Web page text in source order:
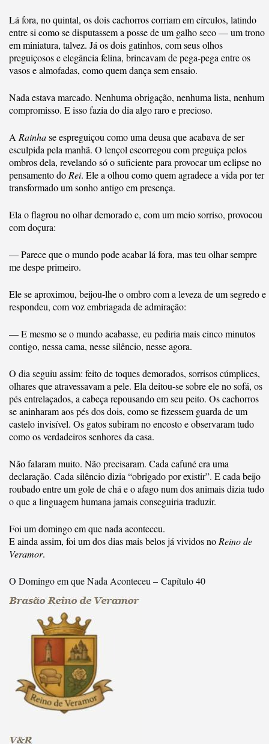
Lá fora, no quintal, os dois cachorros corriam em círculos, latindo
entre si como se disputassem a posse de um galho seco — um trono
em miniatura, talvez. Já os dois gatinhos, com seus olhos
preguiçosos e elegância felina, brincavam de pega-pega entre os
vasos e almofadas, como quem dança sem ensaio.
Nada estava marcado. Nenhuma obrigação, nenhuma lista, nenhum
compromisso. E isso fazia do dia algo raro e precioso.
ARainhase espreguiçou como uma deusa que acabava de ser
esculpida pela manhã. O lençol escorregou com preguiça pelos
ombros dela, revelando só o suficiente para provocar um eclipse no
pensamento doRei. Ele a olhou como quem agradece a vida por ter
transformado um sonho antigo em presença.
Ela o flagrou no olhar demorado e, com um meio sorriso, provocou
com doçura:
— Parece que o mundo pode acabar lá fora, mas teu olhar sempre
me despe primeiro.
Ele se aproximou, beijou-lhe o ombro com a leveza de um segredo e
respondeu, com voz embriagada de admiração:
— E mesmo se o mundo acabasse, eu pediria mais cinco minutos
contigo, nessa cama, nesse silêncio, nesse agora.
O dia seguiu assim: feito de toques demorados, sorrisos cúmplices,
olhares que atravessavam a pele. Ela deitou-se sobre ele no sofá, os
pés entrelaçados, a cabeça repousando em seu peito. Os cachorros
se aninharam aos pés dos dois, como se fizessem guarda de um
castelo invisível. Os gatos subiram no encosto e observaram tudo
como os verdadeiros senhores da casa.
Não falaram muito. Não precisaram. Cada cafuné era uma
declaração. Cada silêncio dizia “obrigado por existir”. E cada beijo
roubado entre um gole de chá e o afago num dos animais dizia tudo
o que a linguagem humana jamais conseguiria traduzir.
Foi um domingo em que nada aconteceu.
E ainda assim, foi um dos dias mais belos já vividos noReino de
Veramor.
O Domingo em que Nada Aconteceu – Capítulo 40